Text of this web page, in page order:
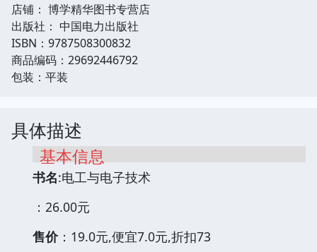
店铺： 博学精华图书专营店
出版社： 中国电力出版社
ISBN：9787508300832
商品编码：29692446792
包装：平装
具体描述
基本信息
书名:电工与电子技术
：26.00元
售价：19.0元,便宜7.0元,折扣73